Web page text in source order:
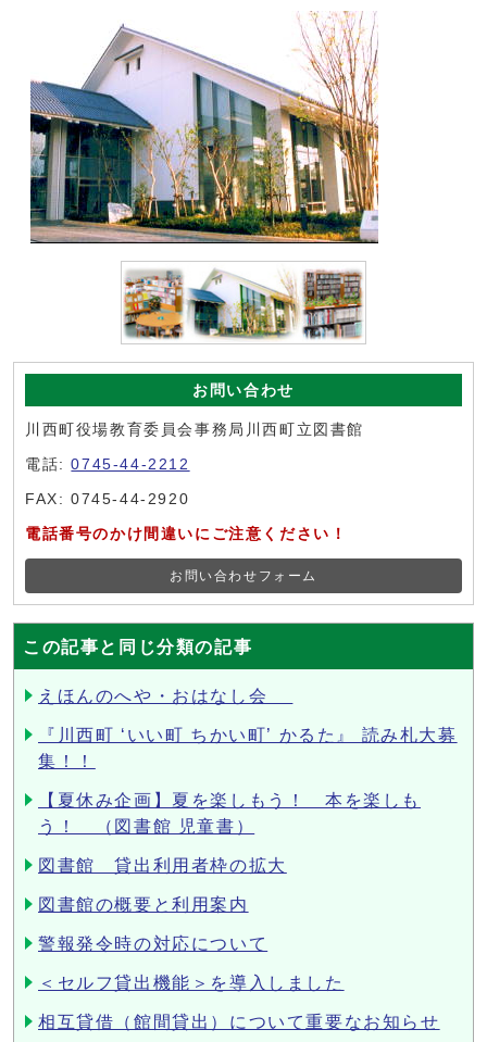
お問い合わせ
川西町役場教育委員会事務局川西町立図書館
電話:0745-44-2212
FAX: 0745-44-2920
電話番号のかけ間違いにご注意ください！
お問い合わせフォーム
この記事と同じ分類の記事
えほんのへや・おはなし会
『川西町 ‘いい町 ちかい町’ かるた』 読み札大募
集！！
【夏休み企画】夏を楽しもう！ 本を楽しも
う！ （図書館 児童書）
図書館 貸出利用者枠の拡大
図書館の概要と利用案内
警報発令時の対応について
＜セルフ貸出機能＞を導入しました
相互貸借（館間貸出）について重要なお知らせ